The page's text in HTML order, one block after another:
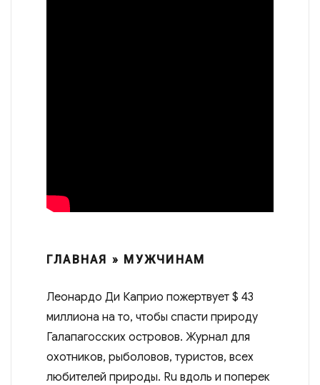
ГЛАВНАЯ » МУЖЧИНАМ
Леонардо Ди Каприо пожертвует $ 43
миллиона на то, чтобы спасти природу
Галапагосских островов. Журнал для
охотников, рыболовов, туристов, всех
любителей природы. Ru вдоль и поперек